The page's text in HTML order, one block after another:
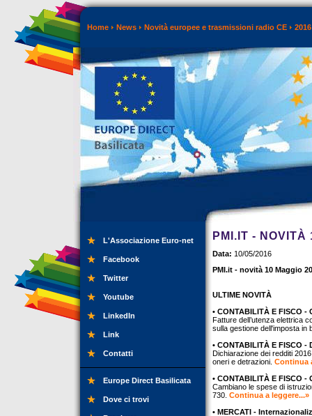
Home News Novità europee e trasmissioni radio CE 2016
L'Associazione Euro-net
Facebook
Twitter
Youtube
LinkedIn
Link
Contatti
Europe Direct Basilicata
Dove ci trovi
PMI.IT - NOVITÀ
Data: 10/05/2016
PMI.it - novità 10 Maggio
ULTIME NOVITÀ
• CONTABILITÀ E FISCO
Fatture dell’utenza elettrica
sulla gestione dell'imposta in
• CONTABILITÀ E FISCO
Dichiarazione dei redditi
oneri e detrazioni. Continua
• CONTABILITÀ E FISCO
Cambiano le spese di
730. Continua a leggere...»
• MERCATI -